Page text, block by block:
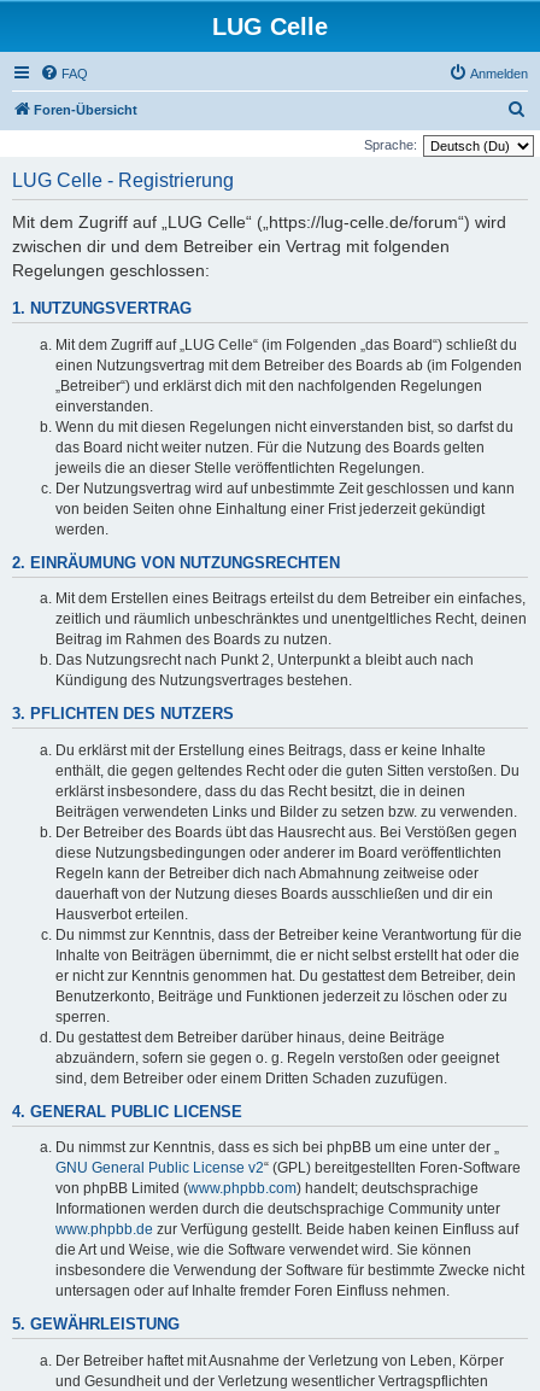
LUG Celle
FAQ Anmelden
Foren-Übersicht
u
Sprache:
LUG Celle - Registrierung
Mit dem Zugriff auf „LUG Celle“ („https://lug-celle.de/forum“) wird
zwischen dir und dem Betreiber ein Vertrag mit folgenden
Regelungen geschlossen:
1. NUTZUNGSVERTRAG
Mit dem Zugriff auf „LUG Celle“ (im Folgenden „das Board“) schließt du
einen Nutzungsvertrag mit dem Betreiber des Boards ab (im Folgenden
„Betreiber“) und erklärst dich mit den nachfolgenden Regelungen
einverstanden.
Wenn du mit diesen Regelungen nicht einverstanden bist, so darfst du
das Board nicht weiter nutzen. Für die Nutzung des Boards gelten
jeweils die an dieser Stelle veröffentlichten Regelungen.
Der Nutzungsvertrag wird auf unbestimmte Zeit geschlossen und kann
von beiden Seiten ohne Einhaltung einer Frist jederzeit gekündigt
werden.
2. EINRÄUMUNG VON NUTZUNGSRECHTEN
Mit dem Erstellen eines Beitrags erteilst du dem Betreiber ein einfaches,
zeitlich und räumlich unbeschränktes und unentgeltliches Recht, deinen
Beitrag im Rahmen des Boards zu nutzen.
Das Nutzungsrecht nach Punkt 2, Unterpunkt a bleibt auch nach
Kündigung des Nutzungsvertrages bestehen.
3. PFLICHTEN DES NUTZERS
Du erklärst mit der Erstellung eines Beitrags, dass er keine Inhalte
enthält, die gegen geltendes Recht oder die guten Sitten verstoßen. Du
erklärst insbesondere, dass du das Recht besitzt, die in deinen
Beiträgen verwendeten Links und Bilder zu setzen bzw. zu verwenden.
Der Betreiber des Boards übt das Hausrecht aus. Bei Verstößen gegen
diese Nutzungsbedingungen oder anderer im Board veröffentlichten
Regeln kann der Betreiber dich nach Abmahnung zeitweise oder
dauerhaft von der Nutzung dieses Boards ausschließen und dir ein
Hausverbot erteilen.
Du nimmst zur Kenntnis, dass der Betreiber keine Verantwortung für die
Inhalte von Beiträgen übernimmt, die er nicht selbst erstellt hat oder die
er nicht zur Kenntnis genommen hat. Du gestattest dem Betreiber, dein
Benutzerkonto, Beiträge und Funktionen jederzeit zu löschen oder zu
sperren.
Du gestattest dem Betreiber darüber hinaus, deine Beiträge
abzuändern, sofern sie gegen o. g. Regeln verstoßen oder geeignet
sind, dem Betreiber oder einem Dritten Schaden zuzufügen.
4. GENERAL PUBLIC LICENSE
Du nimmst zur Kenntnis, dass es sich bei phpBB um eine unter der „
GNU General Public License v2“ (GPL) bereitgestellten Foren-Software
von phpBB Limited (www.phpbb.com) handelt; deutschsprachige
Informationen werden durch die deutschsprachige Community unter
www.phpbb.de zur Verfügung gestellt. Beide haben keinen Einfluss auf
die Art und Weise, wie die Software verwendet wird. Sie können
insbesondere die Verwendung der Software für bestimmte Zwecke nicht
untersagen oder auf Inhalte fremder Foren Einfluss nehmen.
5. GEWÄHRLEISTUNG
Der Betreiber haftet mit Ausnahme der Verletzung von Leben, Körper
und Gesundheit und der Verletzung wesentlicher Vertragspflichten